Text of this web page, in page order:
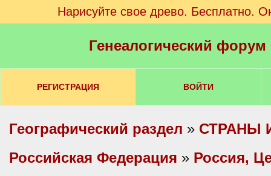
Нарисуйте свое древо. Бесплатно.
Генеалогический
РЕГИСТРАЦИЯ ВОЙТИ
Географический раздел » СТРАНЫ
Российская Федерация » Россия,